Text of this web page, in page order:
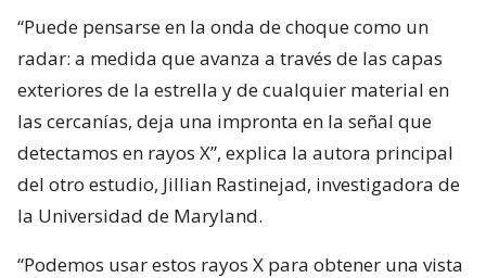
“Puede pensarse en la onda de choque como un
radar: a medida que avanza a través de las capas
exteriores de la estrella y de cualquier material en
las cercanías, deja una impronta en la señal que
detectamos en rayos X”, explica la autora principal
del otro estudio, Jillian Rastinejad, investigadora de
la Universidad de Maryland.
“Podemos usar estos rayos X para obtener una vista